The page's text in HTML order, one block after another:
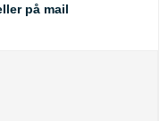
på mail